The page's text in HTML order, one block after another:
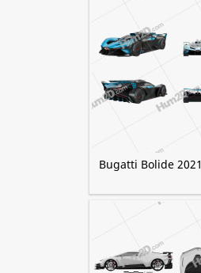
Bugatti Bolide 2021